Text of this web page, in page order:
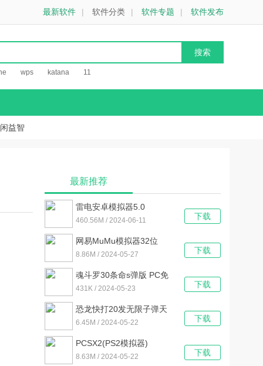
最新软件 | 软件分类 | 软件专题 | 软件发布
wps katana 11
益智
最新推荐
下载
雷电安卓模拟器5.0
V5.0.77 官方最新版
460.56M / 2024-06-11
下载
网易MuMu模拟器32位
V2.6.23.0 官方最新版
8.86M / 2024-05-27
下载
魂斗罗30条命s弹版 PC免
费版
431K / 2024-05-23
下载
恐龙快打20发无限子弹天
王版 中文PC版
6.45M / 2024-05-22
下载
PCSX2(PS2模拟器)
V1.7.0.1450 汉化免费版
8.63M / 2024-05-22